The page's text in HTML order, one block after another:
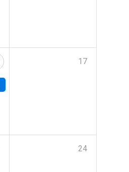
17
24